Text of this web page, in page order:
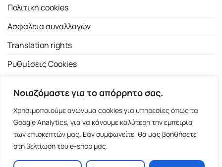
Νοιαζόμαστε για το απόρρητο σας.
Χρησιμοποιούμε ανώνυμα cookies για υπηρεσίες όπως τα
Google Analytics, για να κάνουμε καλύτερη την εμπειρία
των επισκεπτών μας. Εάν συμφωνείτε, θα μας βοηθήσετε
στη βελτίωση του e-shop μας.
Πολιτική cookies
Ασφάλεια συναλλαγών
Translation rights
Ρυθμίσεις Cookies
Copyright 2026 ©Εκδοτικός Οίκος Α.Α. Λιβάνη| All rights
reserved.
Σόλωνος 98, 10680 Αθήνα | Τ:2103661200- F: 2103617791